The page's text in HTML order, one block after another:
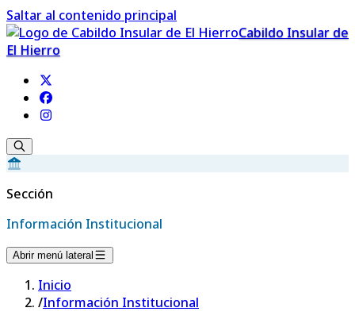
Saltar al contenido principal
Cabildo Insular de
El Hierro
Sección
Información Institucional
Abrir menú lateral
Inicio
/Información Institucional